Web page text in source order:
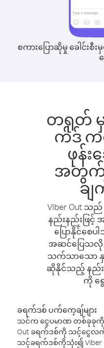
စကားပြောဆိုမှု ခေါင်းစီး
တရုတ်
က်ဒ် က
ဖုန်း
အတွက်
ချ
Viber Out
နည်းနည်းဖြင့် အ
ပြောနိုင်စေ
အဆင်ပြေသလို
သက်သာသော နှုန်
ဆိုနိုင်သည့် နည်း
ကို ရွေ
ခရက်ဒစ် ပက်ကေ့ချ်များ
သင်က ငွေပမာဏ တစ်ခုခု
Out ခရက်ဒစ်ကို သင့်ငွေ
သင့်ခရက်ဒစ်ကိုသုံး၍ Viber